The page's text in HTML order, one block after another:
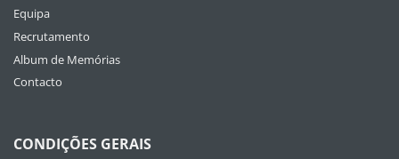
Equipa
Recrutamento
Album de Memórias
Contacto
CONDIÇÕES GERAIS